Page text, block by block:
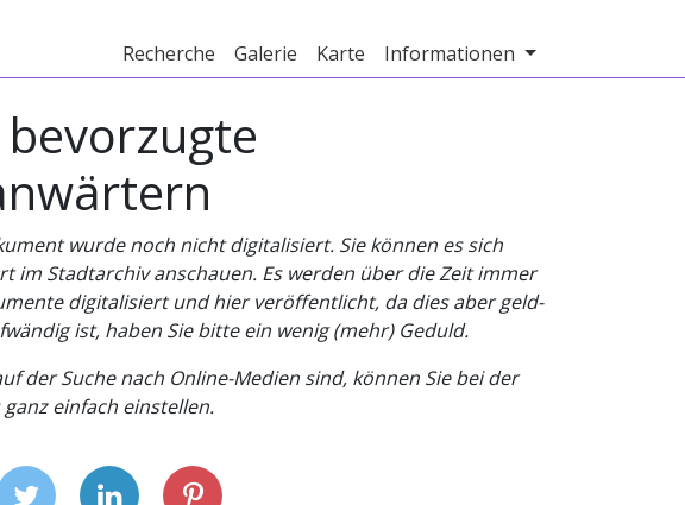
Recherche Galerie Karte Informationen
wurde noch nicht digitalisiert. Sie können es sich
im Stadtarchiv anschauen. Es werden über die Zeit immer
digitalisiert und hier veröffentlicht, da dies aber geld-
ist, haben Sie bitte ein wenig (mehr) Geduld.
der Suche nach Online-Medien sind, können Sie bei der
ganz einfach einstellen.